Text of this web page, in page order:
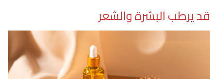
قد يرطب البشرة والشعر